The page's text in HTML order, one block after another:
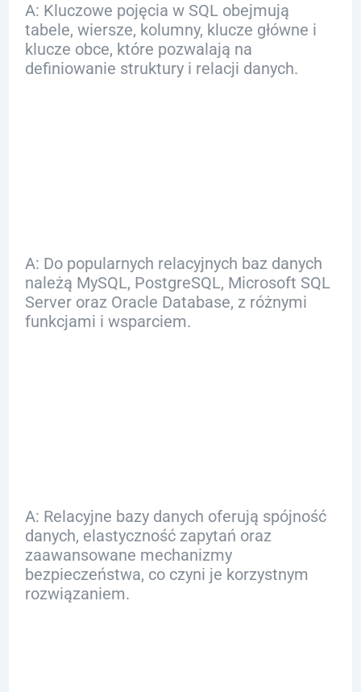
A: Kluczowe pojęcia w SQL obejmują
tabele, wiersze, kolumny, klucze główne i
klucze obce, które pozwalają na
definiowanie struktury i relacji danych.
A: Do popularnych relacyjnych baz danych
należą MySQL, PostgreSQL, Microsoft SQL
Server oraz Oracle Database, z różnymi
funkcjami i wsparciem.
A: Relacyjne bazy danych oferują spójność
danych, elastyczność zapytań oraz
zaawansowane mechanizmy
bezpieczeństwa, co czyni je korzystnym
rozwiązaniem.